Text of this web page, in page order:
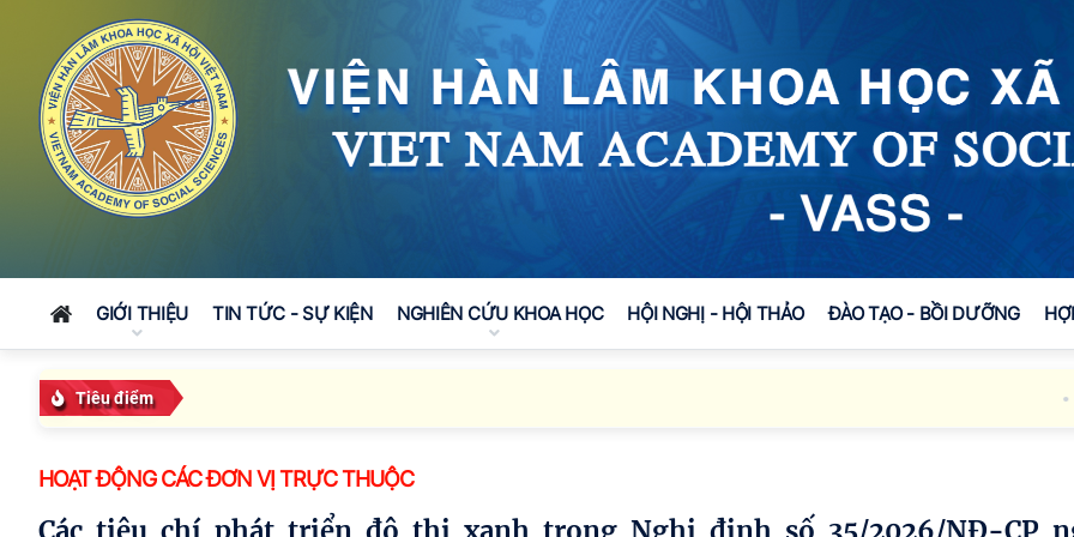
GIỚI THIỆU TIN TỨC - SỰ KIỆN NGHIÊN CỨU KHOA HỌC HỘI NGHỊ - HỘI THẢO ĐÀO TẠO - BỒI DƯỠNG
Tiêu điểm
HOẠT ĐỘNG CÁC ĐƠN VỊ TRỰC THUỘC